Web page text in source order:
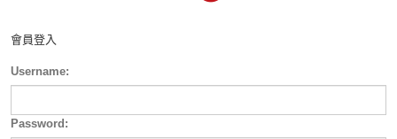
會員登入
Username:
Password: